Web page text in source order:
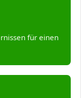
für einen